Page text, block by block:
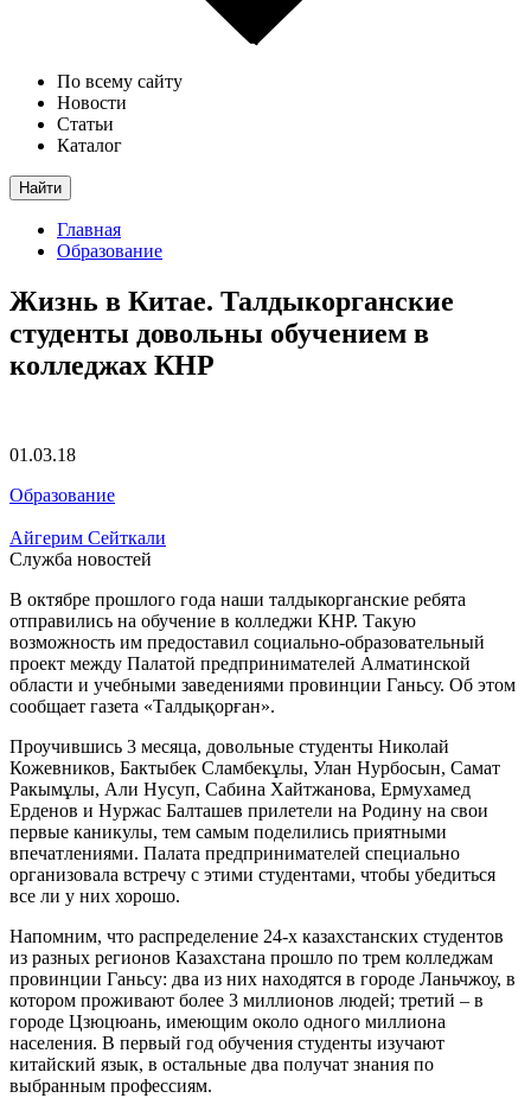
По всему сайту
Новости
Статьи
Каталог
Найти
Главная
Образование
Жизнь в Китае. Талдыкорганские
студенты довольны обучением в
колледжах КНР
01.03.18
Образование
Айгерим Сейткали
Служба новостей
В октябре прошлого года наши талдыкорганские ребята
отправились на обучение в колледжи КНР. Такую
возможность им предоставил социально-образовательный
проект между Палатой предпринимателей Алматинской
области и учебными заведениями провинции Ганьсу. Об этом
сообщает газета «Талдықорған».
Проучившись 3 месяца, довольные студенты Николай
Кожевников, Бактыбек Сламбекұлы, Улан Нурбосын, Самат
Ракымұлы, Али Нусуп, Сабина Хайтжанова, Ермухамед
Ерденов и Нуржас Балташев прилетели на Родину на свои
первые каникулы, тем самым поделились приятными
впечатлениями. Палата предпринимателей специально
организовала встречу с этими студентами, чтобы убедиться
все ли у них хорошо.
Напомним, что распределение 24-х казахстанских студентов
из разных регионов Казахстана прошло по трем колледжам
провинции Ганьсу: два из них находятся в городе Ланьчжоу, в
котором проживают более 3 миллионов людей; третий – в
городе Цзюцюань, имеющим около одного миллиона
населения. В первый год обучения студенты изучают
китайский язык, в остальные два получат знания по
выбранным профессиям.